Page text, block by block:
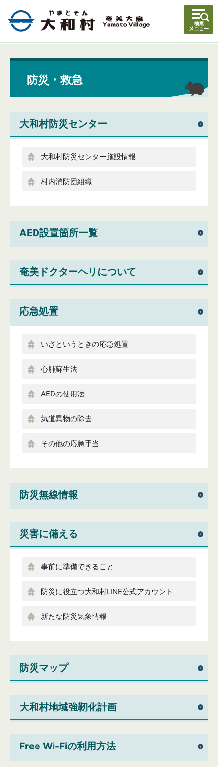
防災・救急
大和村防災センター
大和村防災センター施設情報
村内消防団組織
AED設置箇所一覧
奄美ドクターヘリについて
応急処置
いざというときの応急処置
心肺蘇生法
AEDの使用法
気道異物の除去
その他の応急手当
防災無線情報
災害に備える
事前に準備できること
防災に役立つ大和村LINE公式アカウント
新たな防災気象情報
防災マップ
大和村地域強靭化計画
Free Wi-Fiの利用方法